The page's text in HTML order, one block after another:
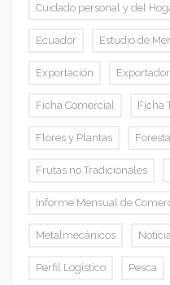
Cuidado personal y del
Ecuador Estudio de
Exportación Exportador
Ficha Comercial Ficha
Flores y Plantas
Frutas no Tradicionales
Informe Mensual de
Metalmecánicos
Perfil Logístico Pesca